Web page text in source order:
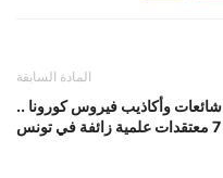
المادة السابقة
شائعات وأكاذيب فيروس كورونا ..
7 معتقدات علمية زائفة في تونس